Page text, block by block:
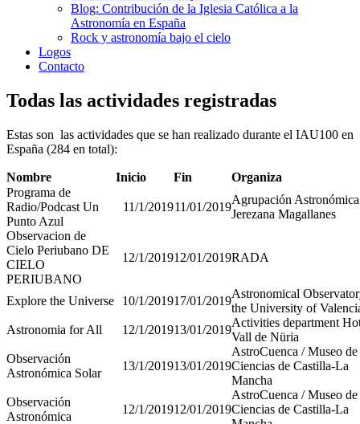
Blog: Contribución de la Iglesia Católica a la
Astronomía en España
Rock y astronomía bajo el cielo
Logos
Contacto
Todas las actividades registradas
Estas son las actividades que se han realizado durante el IAU100 en
España (284 en total):
Nombre Inicio Fin
Organiza
Programa de
Radio/Podcast Un
Punto Azul
11/1/201911/01/2019
Agrupación Astronómica
Jerezana Magallanes
Observacion de
Cielo Periubano DE
CIELO
PERIUBANO
12/1/201912/01/2019RADA
Explore the Universe 10/1/201917/01/2019
Astronomical
the University of
Astronomia for All
12/1/201913/01/2019
Activities department
Vall de Nüria
Observación
Astronómica Solar
13/1/201913/01/2019
AstroCuenca / Museo de
Ciencias de Castilla-La
Mancha
Observación
Astronómica
12/1/201912/01/2019
AstroCuenca / Museo de
Ciencias de Castilla-La